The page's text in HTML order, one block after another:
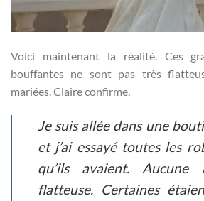
Voici maintenant la réalité. Ces
bouffantes ne sont pas très
mariées. Claire confirme.
Je suis allée dans une
et j’ai essayé toutes les
qu’ils avaient. Aucune
flatteuse. Certaines